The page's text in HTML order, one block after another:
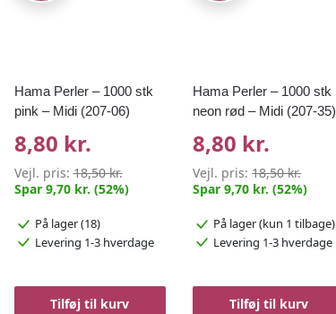
Hama Perler – 1000 stk
pink – Midi (207-06)
8,80 kr.
Vejl. pris:18,50 kr.
Spar 9,70 kr. (52%)
På lager (18)
Levering 1-3 hverdage
Tilføj til kurv
Hama Perler – 1000 stk
neon rød – Midi (207-35)
8,80 kr.
Vejl. pris:18,50 kr.
Spar 9,70 kr. (52%)
På lager(kun 1 tilbage)
Levering 1-3 hverdage
Tilføj til kurv